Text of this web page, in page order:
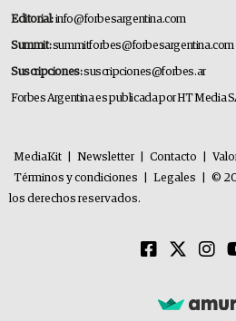
Editorial:info@forbesargentina.com
Summit:summitforbes@forbesargentina.com
Suscripciones:suscripciones@forbes.ar
Forbes Argentina es publicada por HT Media
MediaKit Newsletter Contacto
Términos y condiciones
Legales
©
los derechos reservados.